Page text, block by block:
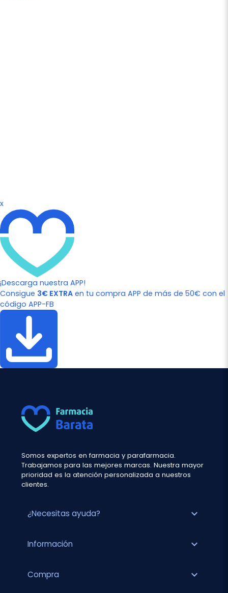
x
¡Descarga nuestra APP!
Consigue 3€ EXTRA en tu compra APP de más de 50€ con el
código APP-FB
Somos expertos en farmacia y parafarmacia.
Trabajamos para las mejores marcas. Nuestra mayor
prioridad es la atención personalizada a nuestros
clientes.
¿Necesitas ayuda? expand_more
Información expand_more
Compra expand_more